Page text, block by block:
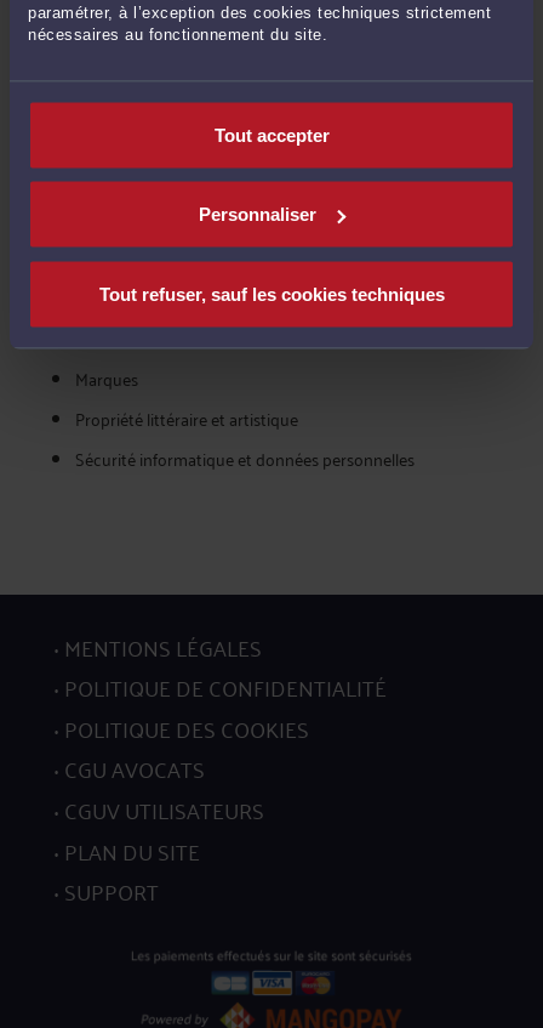
paramétrer, à l’exception des cookies techniques strictement
nécessaires au fonctionnement du site.
Tout accepter
Personnaliser
Tout refuser, sauf les cookies techniques
VOIR ÉGALEMENT COMBIEN COÛTE UN
AVOCAT POUR LES AUTRES MISSIONS
DANS LA CATÉGORIE : NTIC, MARQUES,
BREVETS
Contentieux informatiques et de l'internet
Contrats informatiques, sites web, logiciels, CGV
Dessins et modèles
Marques
Propriété littéraire et artistique
Sécurité informatique et données personnelles
MENTIONS LÉGALES
POLITIQUE DE CONFIDENTIALITÉ
POLITIQUE DES COOKIES
CGU AVOCATS
CGUV UTILISATEURS
PLAN DU SITE
SUPPORT